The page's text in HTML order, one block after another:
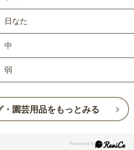
日なた
中
弱
・園芸用品をもっとみる